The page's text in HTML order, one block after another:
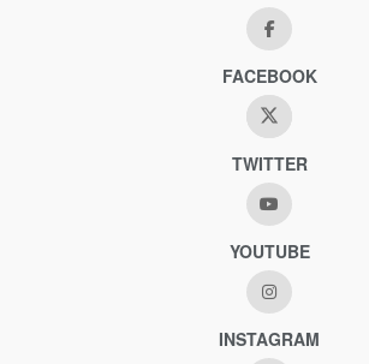
FACEBOOK
TWITTER
YOUTUBE
INSTAGRAM